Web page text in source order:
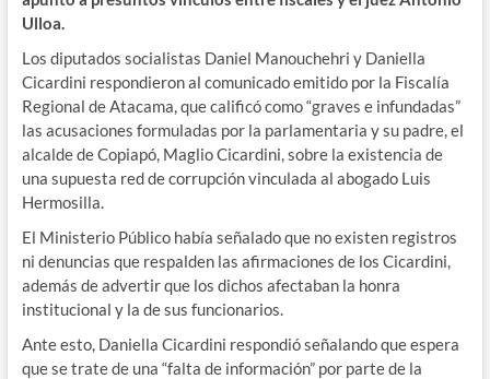
Ulloa.
Los diputados socialistas Daniel Manouchehri y Daniella
Cicardini respondieron al comunicado emitido por la Fiscalía
Regional de Atacama, que calificó como “graves e infundadas”
las acusaciones formuladas por la parlamentaria y su padre, el
alcalde de Copiapó, Maglio Cicardini, sobre la existencia de
una supuesta red de corrupción vinculada al abogado Luis
Hermosilla.
El Ministerio Público había señalado que no existen registros
ni denuncias que respalden las afirmaciones de los Cicardini,
además de advertir que los dichos afectaban la honra
institucional y la de sus funcionarios.
Ante esto, Daniella Cicardini respondió señalando que espera
que se trate de una “falta de información” por parte de la